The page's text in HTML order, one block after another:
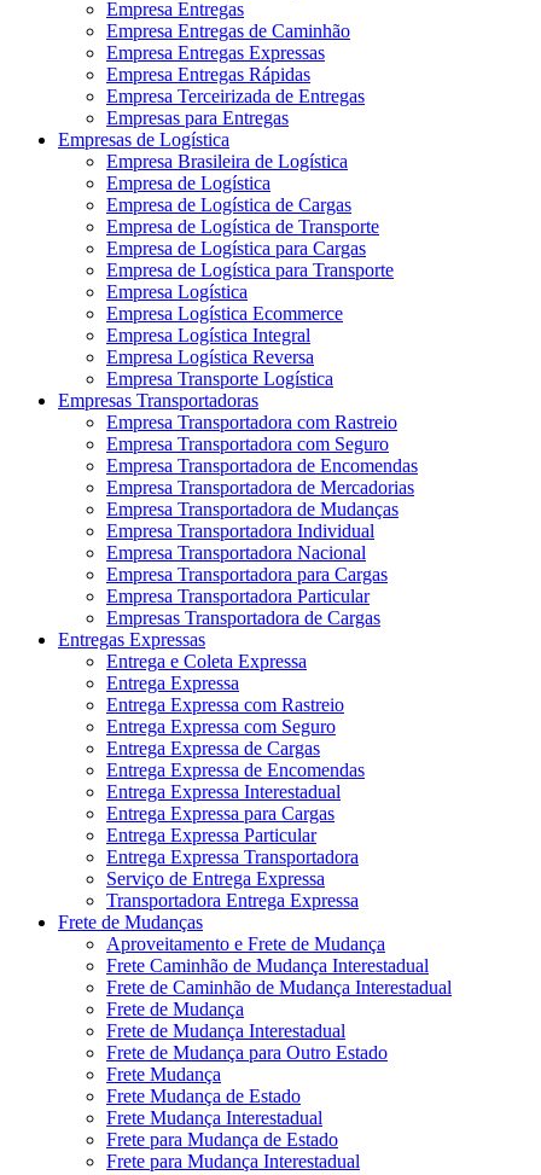
Empresa Entregas
Empresa Entregas de Caminhão
Empresa Entregas Expressas
Empresa Entregas Rápidas
Empresa Terceirizada de Entregas
Empresas para Entregas
Empresas de Logística
Empresa Brasileira de Logística
Empresa de Logística
Empresa de Logística de Cargas
Empresa de Logística de Transporte
Empresa de Logística para Cargas
Empresa de Logística para Transporte
Empresa Logística
Empresa Logística Ecommerce
Empresa Logística Integral
Empresa Logística Reversa
Empresa Transporte Logística
Empresas Transportadoras
Empresa Transportadora com Rastreio
Empresa Transportadora com Seguro
Empresa Transportadora de Encomendas
Empresa Transportadora de Mercadorias
Empresa Transportadora de Mudanças
Empresa Transportadora Individual
Empresa Transportadora Nacional
Empresa Transportadora para Cargas
Empresa Transportadora Particular
Empresas Transportadora de Cargas
Entregas Expressas
Entrega e Coleta Expressa
Entrega Expressa
Entrega Expressa com Rastreio
Entrega Expressa com Seguro
Entrega Expressa de Cargas
Entrega Expressa de Encomendas
Entrega Expressa Interestadual
Entrega Expressa para Cargas
Entrega Expressa Particular
Entrega Expressa Transportadora
Serviço de Entrega Expressa
Transportadora Entrega Expressa
Frete de Mudanças
Aproveitamento e Frete de Mudança
Frete Caminhão de Mudança Interestadual
Frete de Caminhão de Mudança Interestadual
Frete de Mudança
Frete de Mudança Interestadual
Frete de Mudança para Outro Estado
Frete Mudança
Frete Mudança de Estado
Frete Mudança Interestadual
Frete para Mudança de Estado
Frete para Mudança Interestadual